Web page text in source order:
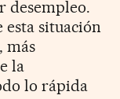
desempleo.
esta situación
más
la
lo rápida